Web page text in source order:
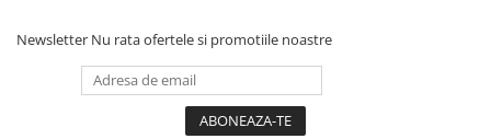
transportului. Se vede că au fost
Newsletter Nu rata ofertele si promotiile noastre